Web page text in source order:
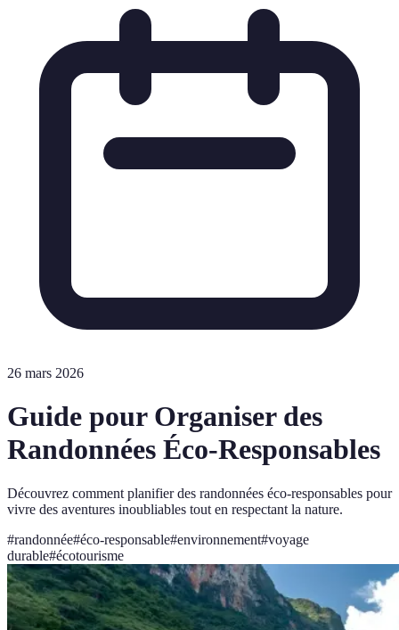
26 mars 2026
Guide pour Organiser des
Randonnées Éco-Responsables
Découvrez comment planifier des randonnées éco-responsables pour
vivre des aventures inoubliables tout en respectant la nature.
#randonnée#éco-responsable#environnement#voyage
durable#écotourisme